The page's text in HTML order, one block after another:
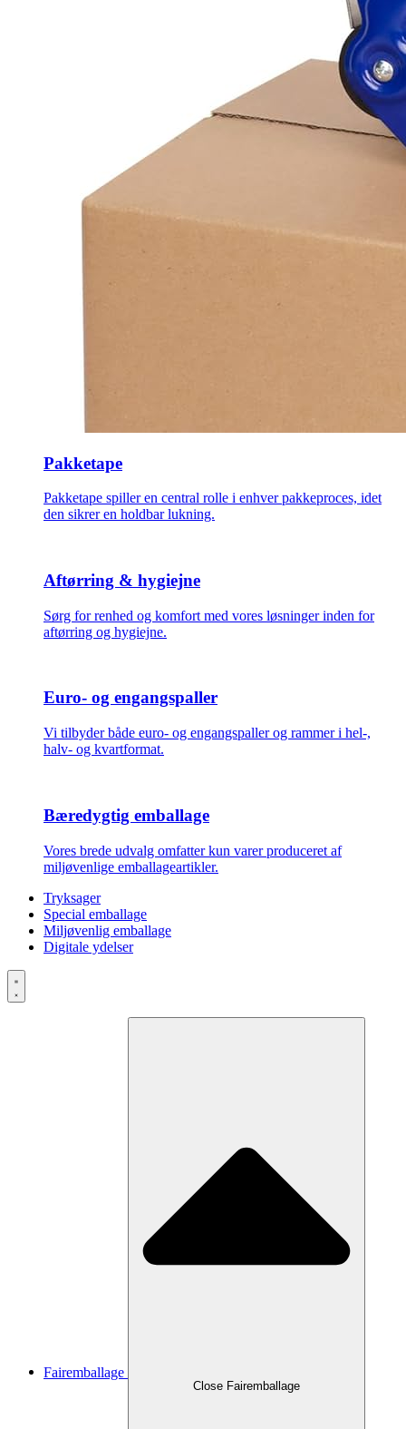
Pakketape
Pakketape spiller en central rolle i enhver pakkeproces, idet
den sikrer en holdbar lukning.
Aftørring & hygiejne
Sørg for renhed og komfort med vores løsninger inden for
aftørring og hygiejne.
Euro- og engangspaller
Vi tilbyder både euro- og engangspaller og rammer i hel-,
halv- og kvartformat.
Bæredygtig emballage
Vores brede udvalg omfatter kun varer produceret af
miljøvenlige emballageartikler.
Tryksager
Special emballage
Miljøvenlig emballage
Digitale ydelser
Fairemballage
Close Fairemballage